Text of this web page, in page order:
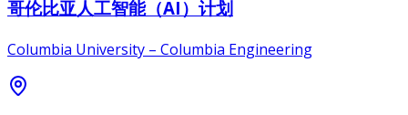
哥伦比亚人工智能（AI）计划
Columbia University – Columbia Engineering